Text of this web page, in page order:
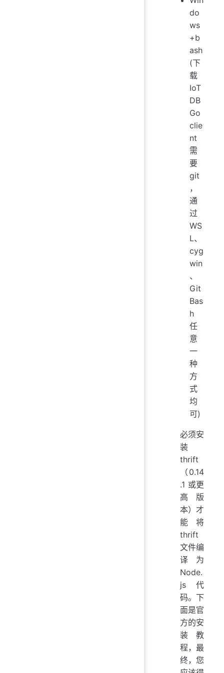
do
ws
+b
ash
(下
载
IoT
DB
Go
clie
nt
需
要
git
，
通
过
WS
L、
cyg
win
、
Git
Bas
h
任
意
一
种
方
式
均
可)
必须安
装
thrift
（0.14
.1 或更
高版
本）才
能将
thrift
文件编
译为
Node.
js 代
码。下
面是官
方的安
装教
程，最
终，您